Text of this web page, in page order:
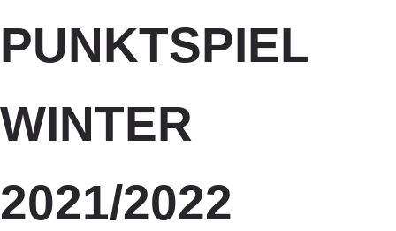
PUNKTSPIEL
WINTER
2021/2022